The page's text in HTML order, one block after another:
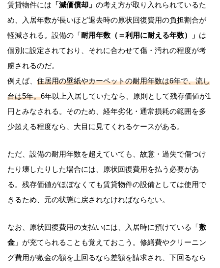
賃貸物件には 「減価償却」 の考え方が取り入れられているた
め、入居年数が長いほど退去時の原状回復費用の負担割合が
軽減される。設備の「耐用年数（＝利用に耐える年数）」 は
個別に設定されており、それに合わせて傷・汚れの程度が考
慮されるのだ。
例えば、 住居用の壁紙やカーペットの耐用年数は6年で、流し
台は5年。6年以上入居していたなら、原則として残存価値が1
円とみなされる。そのため、経年劣化・通常損耗の範囲を多
少超える程度なら、大目に見てくれるケースがある。
ただ、設備の耐用年数を超えていても、故意・過失で傷つけ
たり壊したりした場合には、原状回復費用を払う必要があ
る。残存価値がほぼなくても賃貸物件の設備としては使用で
きるため、元の状態に戻されなければならない。
なお、原状回復費用の支払いには、入居時に預けている「敷
金 」が充てられることも覚えておこう。修繕費やクリーニン
グ費用が敷金の額を上回るなら差額を請求され、下回るなら